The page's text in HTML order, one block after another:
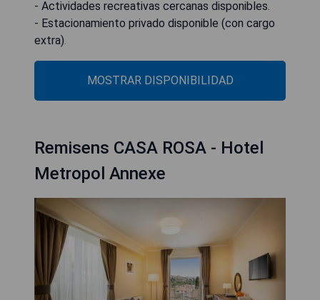
- Actividades recreativas cercanas disponibles.
- Estacionamiento privado disponible (con cargo
extra).
MOSTRAR DISPONIBILIDAD
Remisens CASA ROSA - Hotel
Metropol Annexe